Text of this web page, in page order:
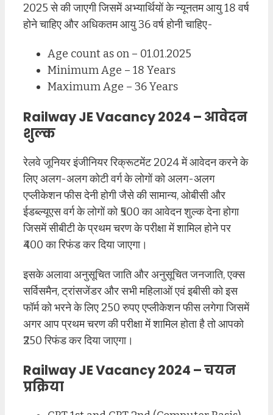
2025 से की जाएगी जिसमें अभ्यार्थियों के न्यूनतम आयु 18 वर्ष
होने चाहिए और अधिकतम आयु 36 वर्ष होनी चाहिए-
Age count as on – 01.01.2025
Minimum Age – 18 Years
Maximum Age – 36 Years
Railway JE Vacancy 2024 – आवेदन
शुल्क
रेलवे जूनियर इंजीनियर रिक्रूटमेंट 2024 में आवेदन करने के
लिए अलग-अलग कोटी वर्ग के लोगों को अलग-अलग
एप्लीकेशन फीस देनी होगी जैसे की सामान्य, ओबीसी और
ईडब्ल्यूएस वर्ग के लोगों को ₹500 का आवेदन शुल्क देना होगा
जिसमें सीबीटी के प्रथम चरण के परीक्षा में शामिल होने पर
₹400 का रिफंड कर दिया जाएगा।
इसके अलावा अनुसूचित जाति और अनुसूचित जनजाति, एक्स
सर्विसमैन, ट्रांसजेंडर और सभी महिलाओं एवं इबीसी को इस
फॉर्म को भरने के लिए 250 रुपए एप्लीकेशन फीस लगेगा जिसमें
अगर आप प्रथम चरण की परीक्षा में शामिल होता है तो आपको
₹250 रिफंड कर दिया जाएगा।
Railway JE Vacancy 2024 – चयन
प्रक्रिया